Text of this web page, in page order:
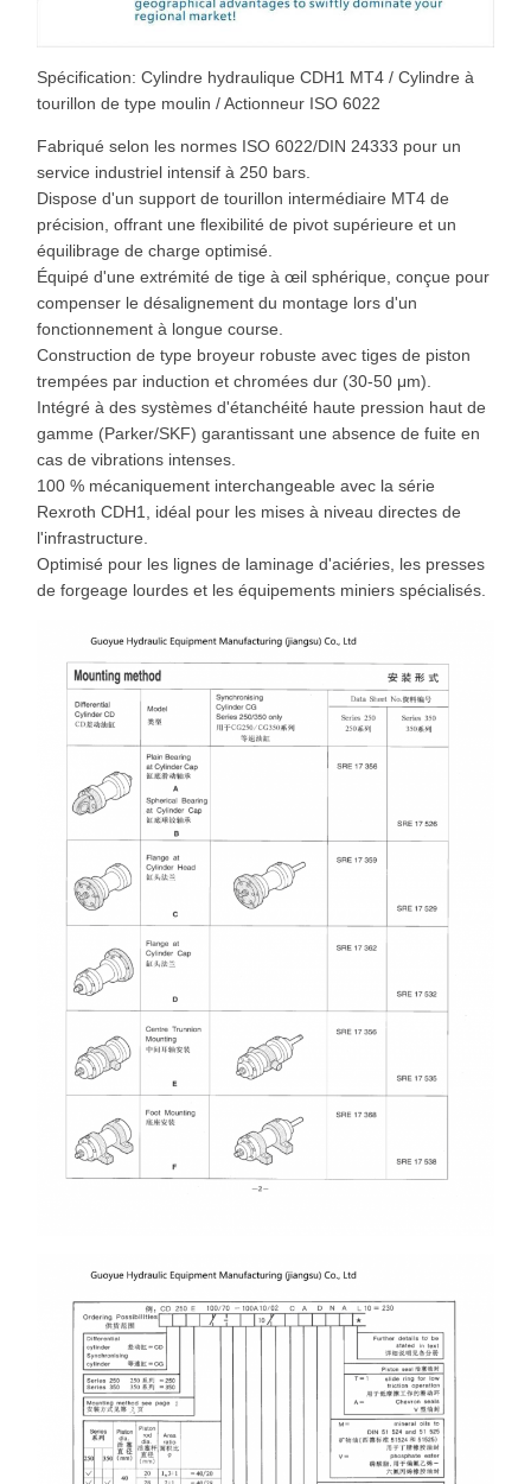
Spécification: Cylindre hydraulique CDH1 MT4 / Cylindre à
tourillon de type moulin / Actionneur ISO 6022
Fabriqué selon les normes ISO 6022/DIN 24333 pour un
service industriel intensif à 250 bars.
Dispose d'un support de tourillon intermédiaire MT4 de
précision, offrant une flexibilité de pivot supérieure et un
équilibrage de charge optimisé.
Équipé d'une extrémité de tige à œil sphérique, conçue pour
compenser le désalignement du montage lors d'un
fonctionnement à longue course.
Construction de type broyeur robuste avec tiges de piston
trempées par induction et chromées dur (30-50 μm).
Intégré à des systèmes d'étanchéité haute pression haut de
gamme (Parker/SKF) garantissant une absence de fuite en
cas de vibrations intenses.
100 % mécaniquement interchangeable avec la série
Rexroth CDH1, idéal pour les mises à niveau directes de
l'infrastructure.
Optimisé pour les lignes de laminage d'aciéries, les presses
de forgeage lourdes et les équipements miniers spécialisés.